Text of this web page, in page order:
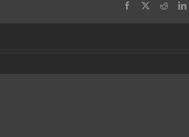
Facebook Reddit